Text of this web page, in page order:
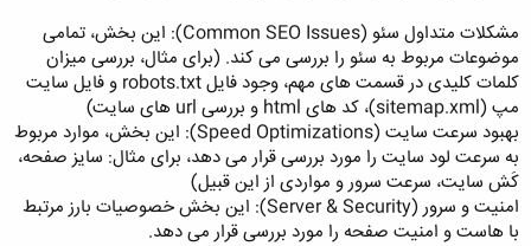
مشکلات متداول سئو (Common SEO Issues): این بخش، تمامی
موضوعات مربوط به سئو را بررسی می کند. (برای مثال، بررسی میزان
کلمات کلیدی در قسمت های مهم، وجود فایل robots.txt و فایل سایت
مپ (sitemap.xml)، کد های html و بررسی url های سایت)
بهبود سرعت سایت (Speed Optimizations): این بخش، موارد مربوط
به سرعت لود سایت را مورد بررسی قرار می دهد، برای مثال: سایز صفحه،
کَش سایت، سرعت سرور و مواردی از این قبیل)
امنیت و سرور (Server & Security): این بخش خصوصیات بارز مرتبط
با هاست و امنیت صفحه را مورد بررسی قرار می دهد.